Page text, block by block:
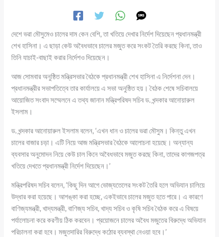
দেশে ভরা মৌসুমেও চালের দাম কেন বেশি, তা খতিয়ে দেখার নির্দেশ দিয়েছেন প্রধানমন্ত্রী
শেখ হাসিনা। এ ছাড়া কেউ অবৈধভাবে চালের মজুত করে সংকট তৈরি করছে কিনা, তাও
তিনি যাচাই-বাছাই করার নির্দেশও দিয়েছেন।
আজ সোমবার অনুষ্ঠিত মন্ত্রিসভার বৈঠকে প্রধানমন্ত্রী শেখ হাসিনা এ নির্দেশনা দেন।
প্রধানমন্ত্রীর সভাপতিত্বে তার কার্যালয়ে এ সভা অনুষ্ঠিত হয়। বৈঠক শেষে সচিবালয়ে
আয়োজিত সংবাদ সম্মেলনে এ তথ্য জানান মন্ত্রিপরিষদ সচিব ড. খন্দকার আনোয়ারুল
ইসলাম।
ড. খন্দকার আনোয়ারুল ইসলাম বলেন, ‘এখন ধান ও চালের ভরা মৌসুম। কিন্তু এখন
চালের বাজার চড়া। এটি নিয়ে আজ মন্ত্রিসভার বৈঠকে আলোচনা হয়েছে। অন্যান্য
ব্যবসার অনুমোদন নিয়ে কেউ চাল কিনে অবৈধভাবে মজুত করছে কিনা, তাদের কাগজপত্র
খতিয়ে দেখতে প্রধানমন্ত্রী নির্দেশ দিয়েছেন।’
মন্ত্রিপরিষদ সচিব বলেন, ‘কিছু দিন আগে ভোজ্যতেলের সংকট তৈরি হলে অভিযান চালিয়ে
উদ্ধার করা হয়েছে। আশঙ্কা করা হচ্ছে, একইভাবে চালের মজুত হতে পারে। এ কারণে
বাণিজ্যমন্ত্রী, খাদ্যমন্ত্রী, বাণিজ্য সচিব, খাদ্য সচিব ও কৃষি সচিব বৈঠক করে এ বিষয়ে
পর্যালোচনা করে করণীয় ঠিক করবেন। প্রয়োজনে চালের অবৈধ মজুতের বিরুদ্ধে অভিযান
পরিচালনা করা হবে। মজুতদারির বিরুদ্ধে কঠোর ব্যবস্থা নেওয়া হবে।’